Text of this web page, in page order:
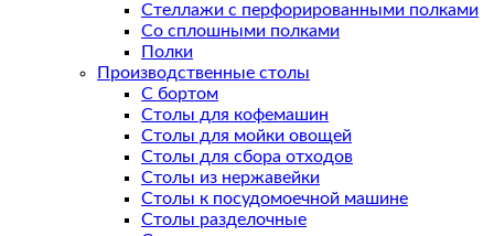
Стеллажи с перфорированными полками
Со сплошными полками
Полки
Производственные столы
С бортом
Столы для кофемашин
Столы для мойки овощей
Столы для сбора отходов
Столы из нержавейки
Столы к посудомоечной машине
Столы разделочные